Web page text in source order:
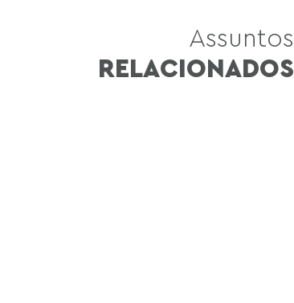
Assuntos
RELACIONADOS